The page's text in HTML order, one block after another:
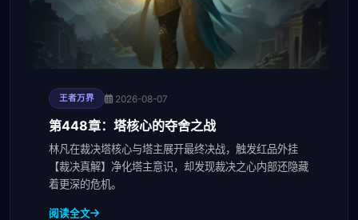
王者万界 2026-08-07
第448章：塔核心的夺舍之战
林凡在裁决塔核心与塔主展开最终决战，触发红品外挂
【裁决真解】净化塔主意识，却发现裁决之心内部还隐藏
着更深的危机。
阅读全文